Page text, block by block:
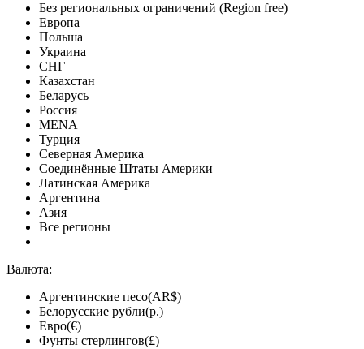
Без региональных ограничений (Region free)
Европа
Польша
Украина
СНГ
Казахстан
Беларусь
Россия
MENA
Турция
Северная Америка
Соединённые Штаты Америки
Латинская Америка
Аргентина
Азия
Все регионы
Валюта:
Аргентинские песо(AR$)
Белорусские рубли(р.)
Евро(€)
Фунты стерлингов(£)